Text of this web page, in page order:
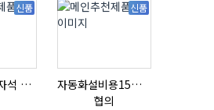
신품
써니터리 봉자석 세트 SPECIAL , 봉자석 , 자석봉 , 호퍼용자석 , 전자석
신품
자동화설비용15ml자동주입기
협의